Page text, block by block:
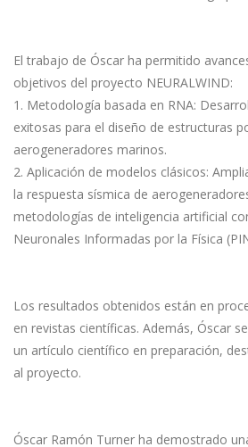
El trabajo de Óscar ha permitido
objetivos del proyecto NEURALWIND:
1. Metodología basada en RNA:
exitosas para el diseño de estructuras
aerogeneradores marinos.
2. Aplicación de modelos clásicos:
la respuesta sísmica de
metodologías de inteligencia artificial
Neuronales Informadas por la Física
Los resultados obtenidos están en
en revistas científicas. Además, Óscar
un artículo científico en preparación,
al proyecto.
Óscar Ramón Turner ha demostrado